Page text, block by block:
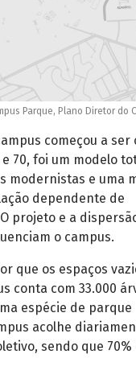
Parque, Plano Diretor do
começou a
70, foi um modelo
modernistas e uma
dependente de
projeto e a
o campus.
que os espaços
conta com 33.000
espécie de parque
acolhe
sendo que 70%